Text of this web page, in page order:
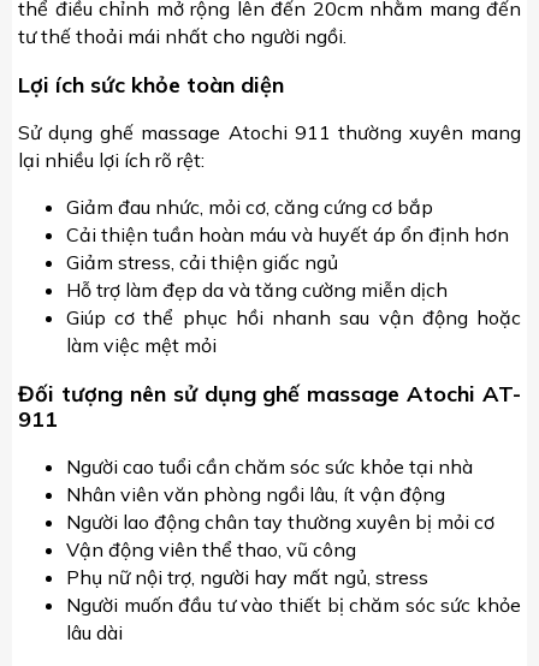
thể điều chỉnh mở rộng lên đến 20cm nhằm mang đến
tư thế thoải mái nhất cho người ngồi.
Lợi ích sức khỏe toàn diện
Sử dụng ghế massage Atochi 911 thường xuyên mang
lại nhiều lợi ích rõ rệt:
Giảm đau nhức, mỏi cơ, căng cứng cơ bắp
Cải thiện tuần hoàn máu và huyết áp ổn định hơn
Giảm stress, cải thiện giấc ngủ
Hỗ trợ làm đẹp da và tăng cường miễn dịch
Giúp cơ thể phục hồi nhanh sau vận động hoặc
làm việc mệt mỏi
Đối tượng nên sử dụng ghế massage Atochi AT-
911
Người cao tuổi cần chăm sóc sức khỏe tại nhà
Nhân viên văn phòng ngồi lâu, ít vận động
Người lao động chân tay thường xuyên bị mỏi cơ
Vận động viên thể thao, vũ công
Phụ nữ nội trợ, người hay mất ngủ, stress
Người muốn đầu tư vào thiết bị chăm sóc sức khỏe
lâu dài